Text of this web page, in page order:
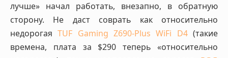
лучше» начал работать, внезапно, в обратную
сторону. Не даст соврать как относительно
недорогаяTUF Gaming Z690-Plus WiFi D4(такие
времена, плата за $290 теперь «относительно